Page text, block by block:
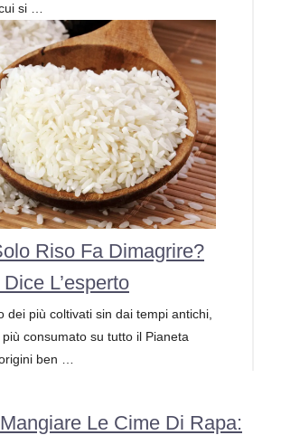
si …
Riso Fa Dimagrire?
L’esperto
dei più coltivati sin dai tempi antichi,
consumato su tutto il Pianeta
ben …
Le Cime Di Rapa: